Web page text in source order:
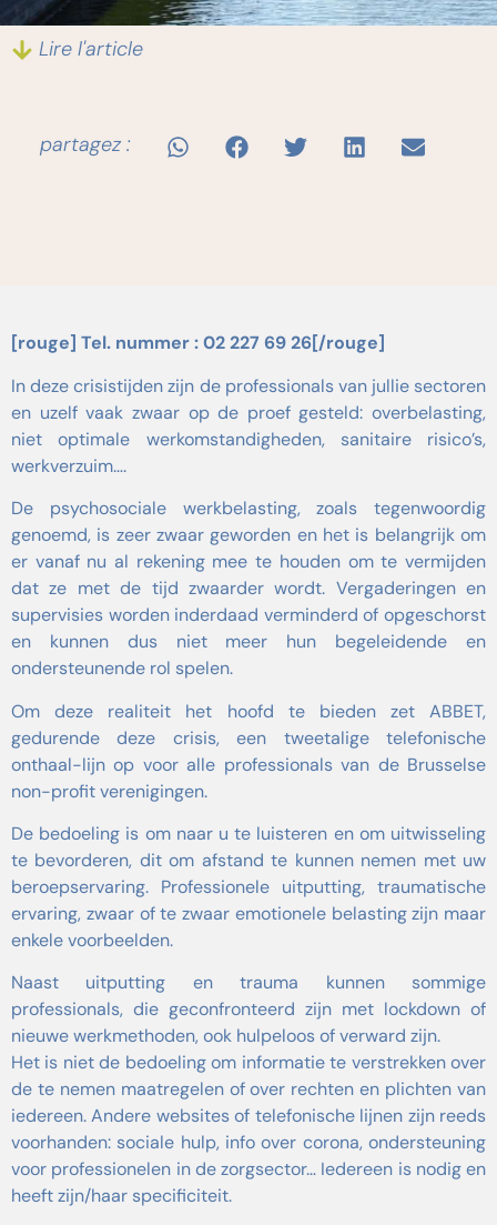
Lire l'article
partagez :
[rouge] Tel. nummer : 02 227 69 26[/rouge]
In deze crisistijden zijn de professionals van jullie sectoren
en uzelf vaak zwaar op de proef gesteld: overbelasting,
niet optimale werkomstandigheden, sanitaire risico’s,
werkverzuim….
De psychosociale werkbelasting, zoals tegenwoordig
genoemd, is zeer zwaar geworden en het is belangrijk om
er vanaf nu al rekening mee te houden om te vermijden
dat ze met de tijd zwaarder wordt. Vergaderingen en
supervisies worden inderdaad verminderd of opgeschorst
en kunnen dus niet meer hun begeleidende en
ondersteunende rol spelen.
Om deze realiteit het hoofd te bieden zet ABBET,
gedurende deze crisis, een tweetalige telefonische
onthaal-lijn op voor alle professionals van de Brusselse
non-profit verenigingen.
De bedoeling is om naar u te luisteren en om uitwisseling
te bevorderen, dit om afstand te kunnen nemen met uw
beroepservaring. Professionele uitputting, traumatische
ervaring, zwaar of te zwaar emotionele belasting zijn maar
enkele voorbeelden.
Naast uitputting en trauma kunnen sommige
professionals, die geconfronteerd zijn met lockdown of
nieuwe werkmethoden, ook hulpeloos of verward zijn.
Het is niet de bedoeling om informatie te verstrekken over
de te nemen maatregelen of over rechten en plichten van
iedereen. Andere websites of telefonische lijnen zijn reeds
voorhanden: sociale hulp, info over corona, ondersteuning
voor professionelen in de zorgsector… Iedereen is nodig en
heeft zijn/haar specificiteit.